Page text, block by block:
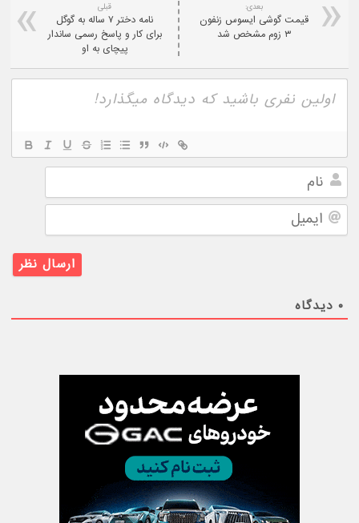
قبلی
نامه دختر ۷ ساله به گوگل
برای کار و پاسخ رسمی ساندار
پیچای به او
بعدی:
قیمت گوشی ایسوس زنفون
۳ زوم مشخص شد
نام
ایمیل
۰ دیدگاه